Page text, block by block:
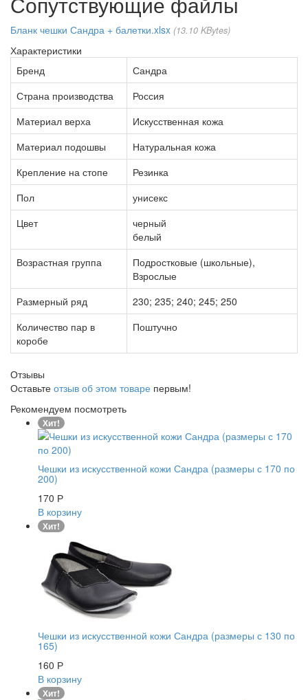
Бланк чешки Сандра + балетки.xlsx 13.10 KBytes
Характеристики
Бренд
Сандра
Страна производства
Россия
Материал верха
Искусственная кожа
Материал подошвы
Натуральная кожа
Крепление на стопе
Резинка
Пол
унисекс
Цвет
черный
белый
Возрастная группа
Подростковые (школьные),
Взрослые
Размерный ряд
230; 235; 240; 245; 250
Количество пар в
коробе
Поштучно
Отзывы
Оставьте отзыв об этом товаре первым!
Рекомендуем посмотреть
Хит!
Чешки из искусственной кожи Сандра (размеры с 170 по
200)
170 Р
В корзину
Хит!
Чешки из искусственной кожи Сандра (размеры с 130 по
165)
160 Р
В корзину
Хит!